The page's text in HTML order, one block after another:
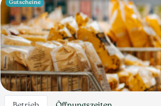
Gutscheine